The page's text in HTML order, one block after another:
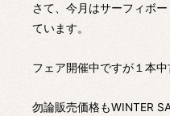
さて、今月はサーフィボ
ています。
フェア開催中ですが１本中
勿論販売価格もWINTER